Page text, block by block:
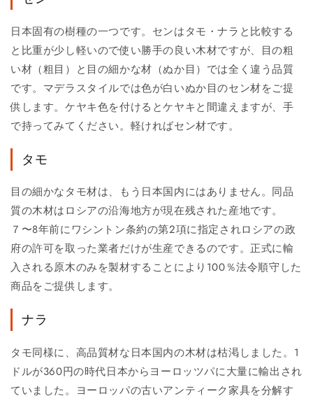
日本固有の樹種の一つです。センはタモ・ナラと比較する
と比重が少し軽いので使い勝手の良い木材ですが、目の粗
い材（粗目）と目の細かな材（ぬか目）では全く違う品質
です。マデラスタイルでは色が白いぬか目のセン材をご提
供します。ケヤキ色を付けるとケヤキと間違えますが、手
で持ってみてください。軽ければセン材です。
タモ
目の細かなタモ材は、もう日本国内にはありません。同品
質の木材はロシアの沿海地方が現在残された産地です。
７〜8年前にワシントン条約の第2項に指定されロシアの政
府の許可を取った業者だけが生産できるのです。正式に輸
入される原木のみを製材することにより100％法令順守した
商品をご提供します。
ナラ
タモ同様に、高品質材な日本国内の木材は枯渇しました。1
ドルが360円の時代日本からヨーロッツパに大量に輸出され
ていました。ヨーロッパの古いアンティーク家具を分解す